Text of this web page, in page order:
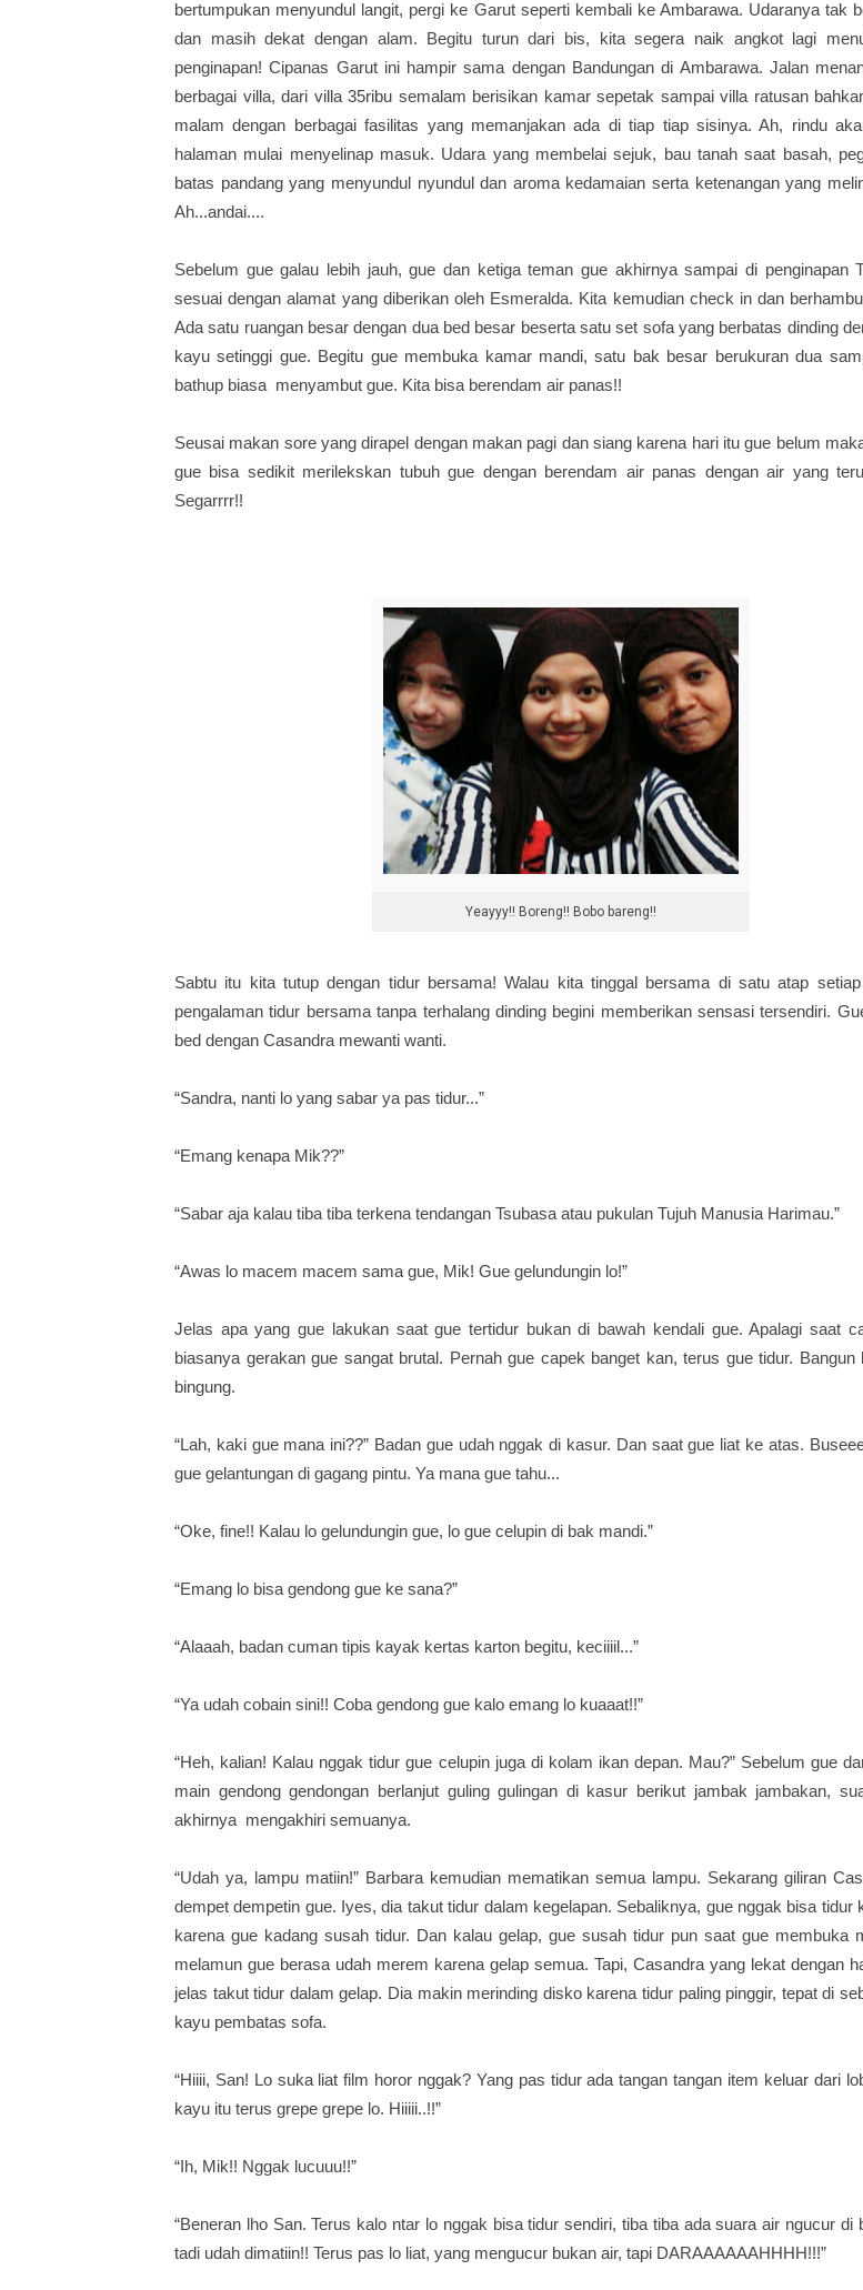
bertumpukan menyundul langit, pergi ke Garut seperti kembali ke Ambarawa. Udaranya tak
dan masih dekat dengan alam. Begitu turun dari bis, kita segera naik angkot lagi
penginapan! Cipanas Garut ini hampir sama dengan Bandungan di Ambarawa. Jalan
berbagai villa, dari villa 35ribu semalam berisikan kamar sepetak sampai villa ratusan
malam dengan berbagai fasilitas yang memanjakan ada di tiap tiap sisinya. Ah, rindu
halaman mulai menyelinap masuk. Udara yang membelai sejuk, bau tanah saat basah,
batas pandang yang menyundul nyundul dan aroma kedamaian serta ketenangan yang
Ah...andai....
Sebelum gue galau lebih jauh, gue dan ketiga teman gue akhirnya sampai di penginapan
sesuai dengan alamat yang diberikan oleh Esmeralda. Kita kemudian check in dan
Ada satu ruangan besar dengan dua bed besar beserta satu set sofa yang berbatas dinding
kayu setinggi gue. Begitu gue membuka kamar mandi, satu bak besar berukuran dua
bathup biasa menyambut gue. Kita bisa berendam air panas!!
Seusai makan sore yang dirapel dengan makan pagi dan siang karena hari itu gue belum
gue bisa sedikit merilekskan tubuh gue dengan berendam air panas dengan air yang
Segarrrr!!
Yeayyy!! Boreng!! Bobo bareng!!
Sabtu itu kita tutup dengan tidur bersama! Walau kita tinggal bersama di satu atap
pengalaman tidur bersama tanpa terhalang dinding begini memberikan sensasi tersendiri.
bed dengan Casandra mewanti wanti.
“Sandra, nanti lo yang sabar ya pas tidur...”
“Emang kenapa Mik??”
“Sabar aja kalau tiba tiba terkena tendangan Tsubasa atau pukulan Tujuh Manusia Harimau.”
“Awas lo macem macem sama gue, Mik! Gue gelundungin lo!”
Jelas apa yang gue lakukan saat gue tertidur bukan di bawah kendali gue. Apalagi saat
biasanya gerakan gue sangat brutal. Pernah gue capek banget kan, terus gue tidur. Bangun
bingung.
“Lah, kaki gue mana ini??” Badan gue udah nggak di kasur. Dan saat gue liat ke atas.
gue gelantungan di gagang pintu. Ya mana gue tahu...
“Oke, fine!! Kalau lo gelundungin gue, lo gue celupin di bak mandi.”
“Emang lo bisa gendong gue ke sana?”
“Alaaah, badan cuman tipis kayak kertas karton begitu, keciiiil...”
“Ya udah cobain sini!! Coba gendong gue kalo emang lo kuaaat!!”
“Heh, kalian! Kalau nggak tidur gue celupin juga di kolam ikan depan. Mau?” Sebelum gue
main gendong gendongan berlanjut guling gulingan di kasur berikut jambak jambakan,
akhirnya mengakhiri semuanya.
“Udah ya, lampu matiin!” Barbara kemudian mematikan semua lampu. Sekarang giliran
dempet dempetin gue. Iyes, dia takut tidur dalam kegelapan. Sebaliknya, gue nggak bisa tidur
karena gue kadang susah tidur. Dan kalau gelap, gue susah tidur pun saat gue membuka
melamun gue berasa udah merem karena gelap semua. Tapi, Casandra yang lekat dengan
jelas takut tidur dalam gelap. Dia makin merinding disko karena tidur paling pinggir, tepat di
kayu pembatas sofa.
“Hiiii, San! Lo suka liat film horor nggak? Yang pas tidur ada tangan tangan item keluar dari
kayu itu terus grepe grepe lo. Hiiiii..!!”
“Ih, Mik!! Nggak lucuuu!!”
“Beneran lho San. Terus kalo ntar lo nggak bisa tidur sendiri, tiba tiba ada suara air ngucur di
tadi udah dimatiin!! Terus pas lo liat, yang mengucur bukan air, tapi DARAAAAAAHHHH!!!”